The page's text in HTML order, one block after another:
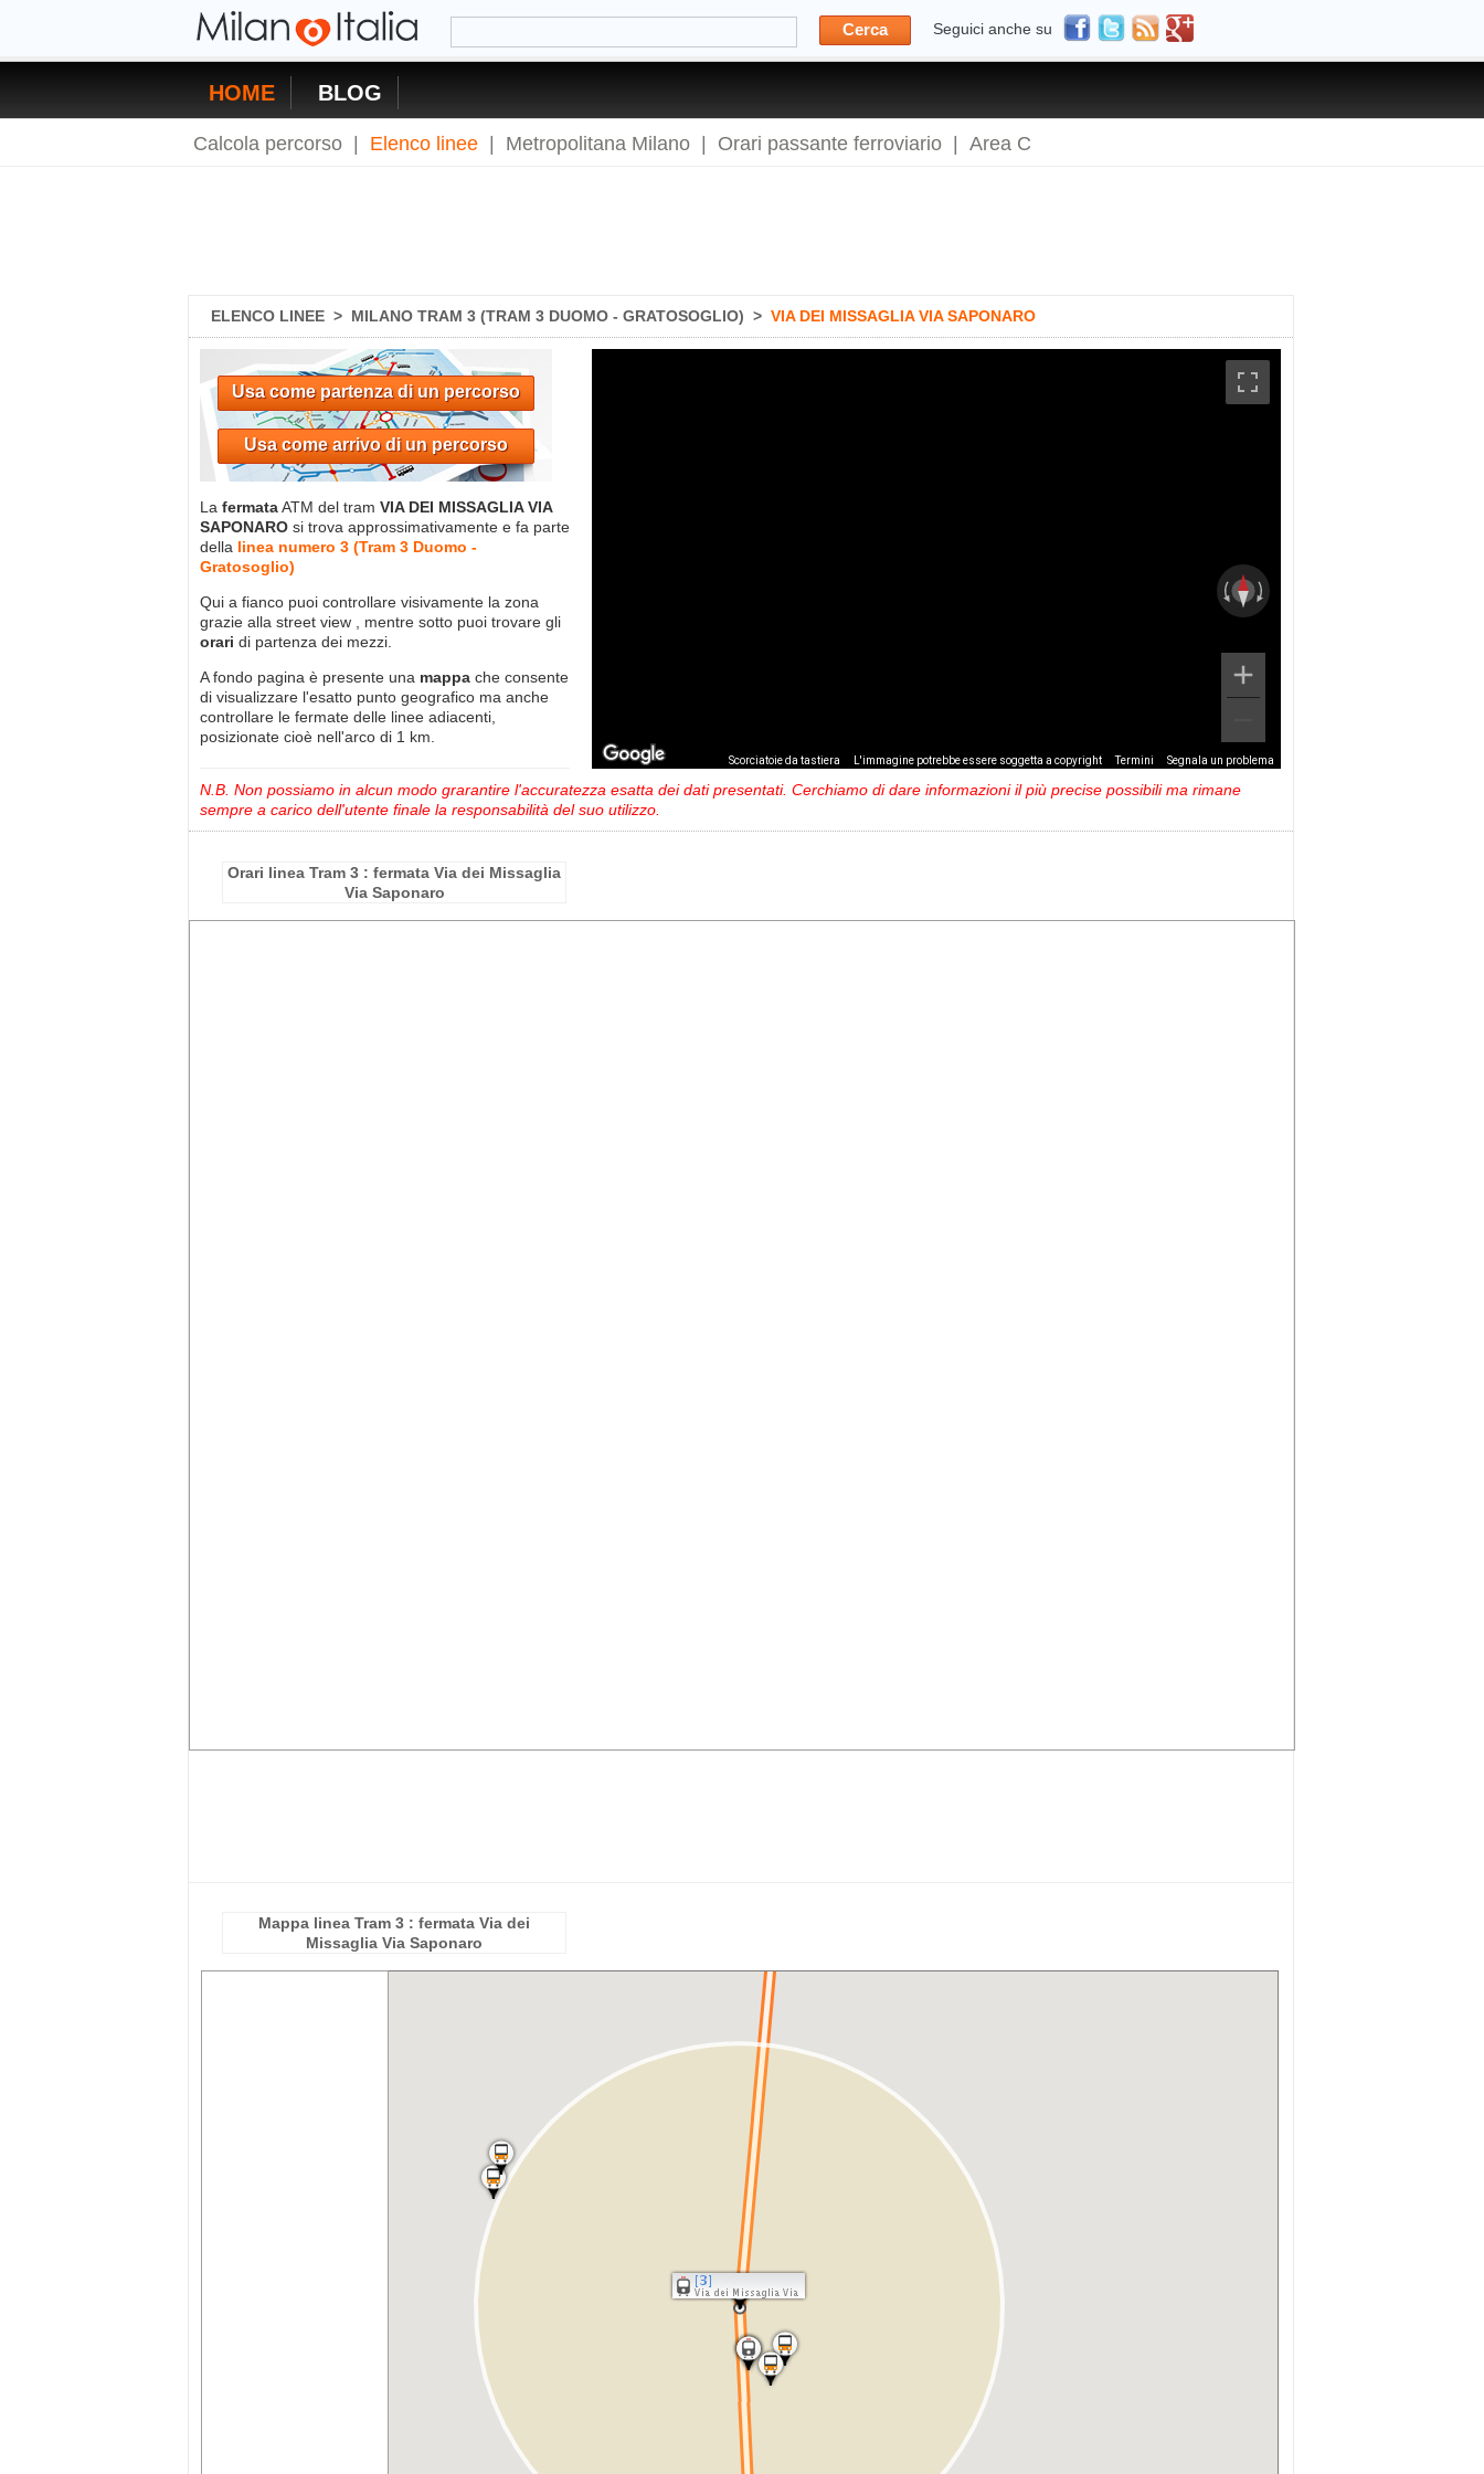
Cerca Seguici anche su
HOME BLOG
Calcola percorso Elenco linee Metropolitana Milano Orari passante ferroviario Area C
ELENCO LINEE > MILANO TRAM 3 (TRAM 3 DUOMO - GRATOSOGLIO) > VIA DEI MISSAGLIA VIA SAPONARO
Usa come partenza di un percorso
Usa come arrivo di un percorso
La fermataATM del tram VIA DEI MISSAGLIA VIA
SAPONARO si trova approssimativamente e fa parte
della linea numero 3 (Tram 3 Duomo -
Gratosoglio)
Qui a fianco puoi controllare visivamente la zona
grazie alla street view , mentre sotto puoi trovare gli
orari di partenza dei mezzi.
A fondo pagina è presente una mappa che consente
di visualizzare l'esatto punto geografico ma anche
controllare le fermate delle linee adiacenti,
posizionate cioè nell'arco di 1 km.
Scorciatoie da tastiera L'immagine potrebbe essere soggetta a copyright Termini Segnala un problema
N.B. Non possiamo in alcun modo grarantire l'accuratezza esatta dei dati presentati. Cerchiamo di dare informazioni il più precise possibili ma rimane
sempre a carico dell'utente finale la responsabilità del suo utilizzo.
Orari linea Tram 3 : fermata Via dei Missaglia
Via Saponaro
Mappa linea Tram 3 : fermata Via dei
Missaglia Via Saponaro